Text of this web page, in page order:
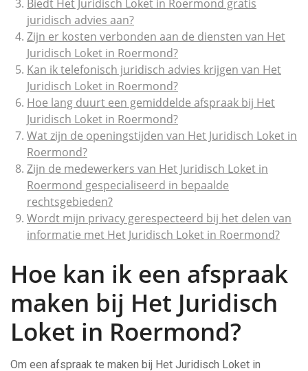
Biedt Het Juridisch Loket in Roermond gratis
juridisch advies aan?
Zijn er kosten verbonden aan de diensten van Het
Juridisch Loket in Roermond?
Kan ik telefonisch juridisch advies krijgen van Het
Juridisch Loket in Roermond?
Hoe lang duurt een gemiddelde afspraak bij Het
Juridisch Loket in Roermond?
Wat zijn de openingstijden van Het Juridisch Loket in
Roermond?
Zijn de medewerkers van Het Juridisch Loket in
Roermond gespecialiseerd in bepaalde
rechtsgebieden?
Wordt mijn privacy gerespecteerd bij het delen van
informatie met Het Juridisch Loket in Roermond?
Hoe kan ik een afspraak
maken bij Het Juridisch
Loket in Roermond?
Om een afspraak te maken bij Het Juridisch Loket in